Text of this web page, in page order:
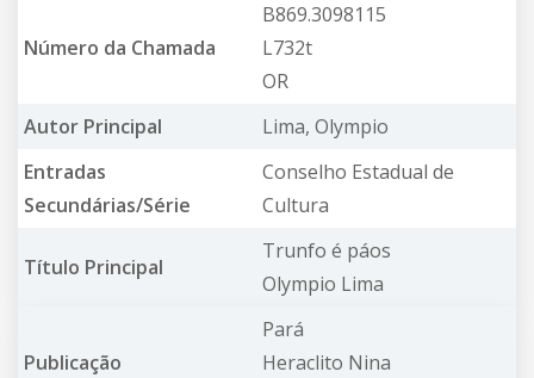
Número da Chamada
B869.3098115
L732t
OR
Autor Principal
Lima, Olympio
Entradas
Secundárias/Série
Conselho Estadual de
Cultura
Título Principal
Trunfo é páos
Olympio Lima
Publicação
Pará
Heraclito Nina